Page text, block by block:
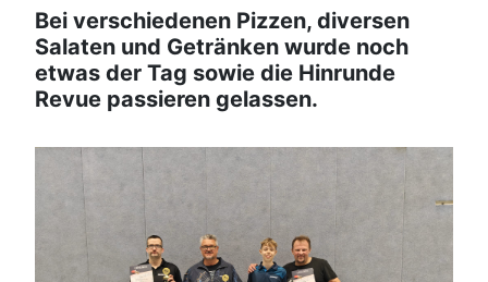
Bei verschiedenen Pizzen, diversen
Salaten und Getränken wurde noch
etwas der Tag sowie die Hinrunde
Revue passieren gelassen.